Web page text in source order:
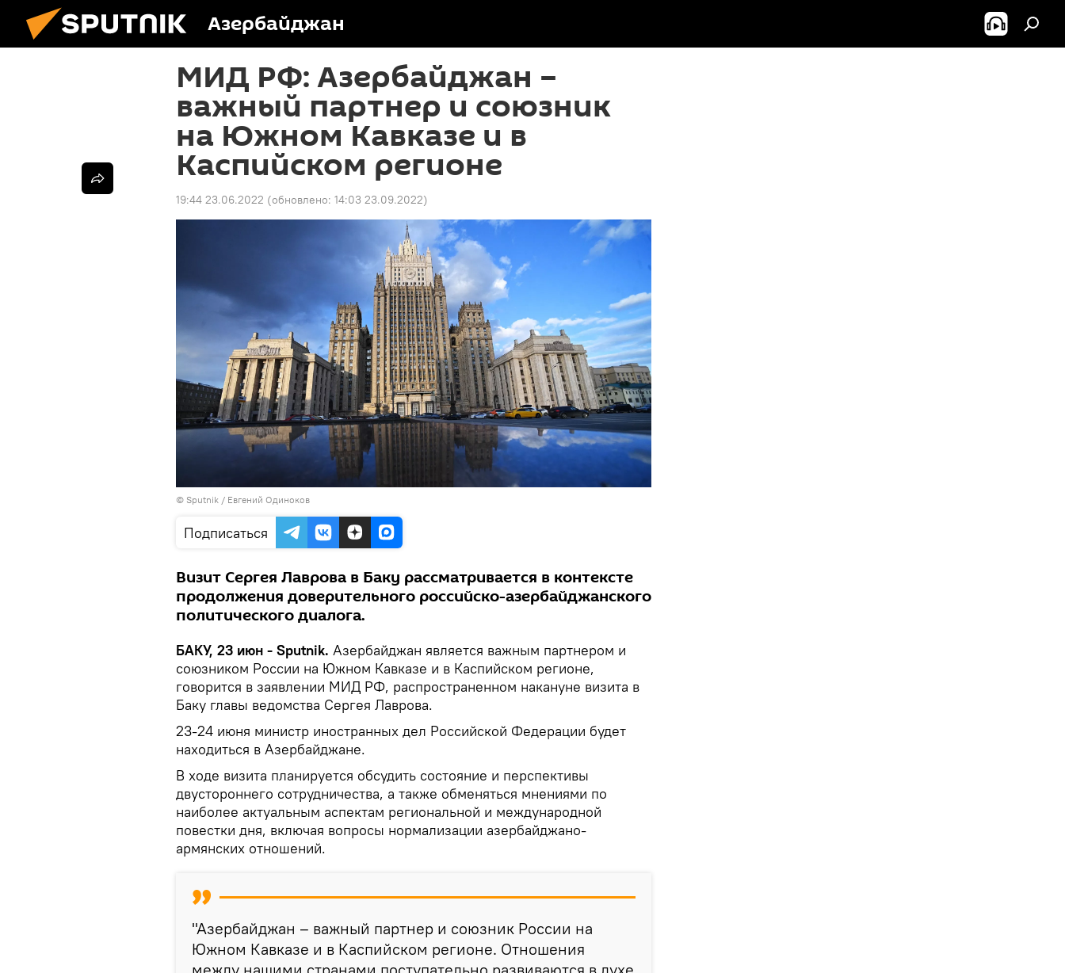
Азербайджан
МИД РФ: Азербайджан –
важный партнер и союзник
на Южном Кавказе и в
Каспийском регионе
19:44 23.06.2022 (обновлено: 14:03 23.09.2022)
© Sputnik / Евгений Одиноков
Подписаться
Визит Сергея Лаврова в Баку рассматривается в контексте
продолжения доверительного российско-азербайджанского
политического диалога.
БАКУ, 23 июн - Sputnik. Азербайджан является важным партнером и
союзником России на Южном Кавказе и в Каспийском регионе,
говорится в заявлении МИД РФ, распространенном накануне визита в
Баку главы ведомства Сергея Лаврова.
23-24 июня министр иностранных дел Российской Федерации будет
находиться в Азербайджане.
В ходе визита планируется обсудить состояние и перспективы
двустороннего сотрудничества, а также обменяться мнениями по
наиболее актуальным аспектам региональной и международной
повестки дня, включая вопросы нормализации азербайджано-
армянских отношений.
"Азербайджан – важный партнер и союзник России на
Южном Кавказе и в Каспийском регионе. Отношения
между нашими странами поступательно развиваются в духе